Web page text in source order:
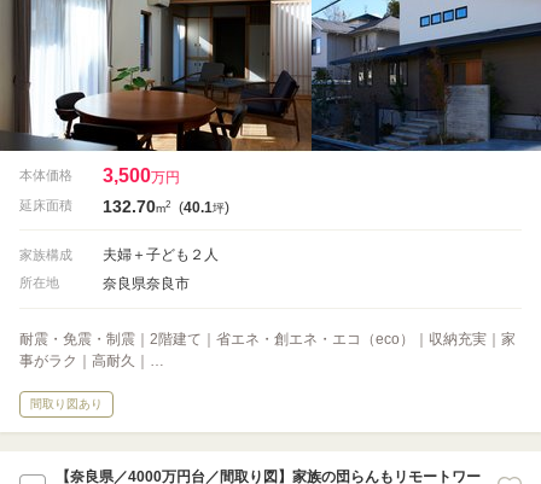
本体価格 3,500万円
延床面積 132.70m2 (40.1坪)
家族構成 夫婦＋子ども２人
所在地 奈良県奈良市
耐震・免震・制震｜2階建て｜省エネ・創エネ・エコ（eco）｜収納充実｜家
事がラク｜高耐久｜…
間取り図あり
【奈良県／4000万円台／間取り図】家族の団らんもリモートワー